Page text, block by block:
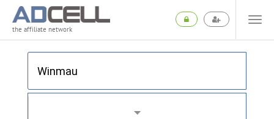
the affiliate network